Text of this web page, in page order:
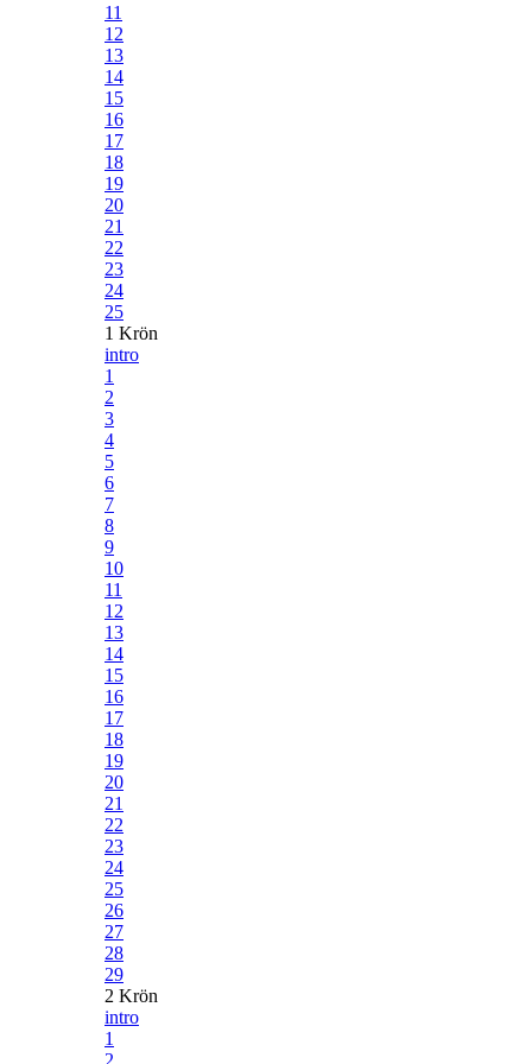
11
12
13
14
15
16
17
18
19
20
21
22
23
24
25
1 Krön
intro
1
2
3
4
5
6
7
8
9
10
11
12
13
14
15
16
17
18
19
20
21
22
23
24
25
26
27
28
29
2 Krön
intro
1
2